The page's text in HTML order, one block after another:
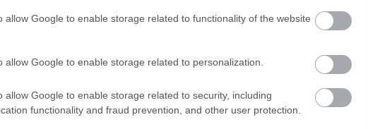
allow Google to enable storage related to functionality of the website
allow Google to enable storage related to personalization.
allow Google to enable storage related to security, including
functionality and fraud prevention, and other user protection.
egressy gábor
istván (70
világháború
erkel ferenc
európai unió